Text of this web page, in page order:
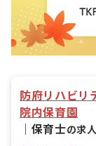
防府リハビリ
院内保育園
保育士の求人